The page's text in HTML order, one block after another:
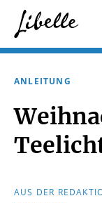

ANLEITUNG
AUS DER